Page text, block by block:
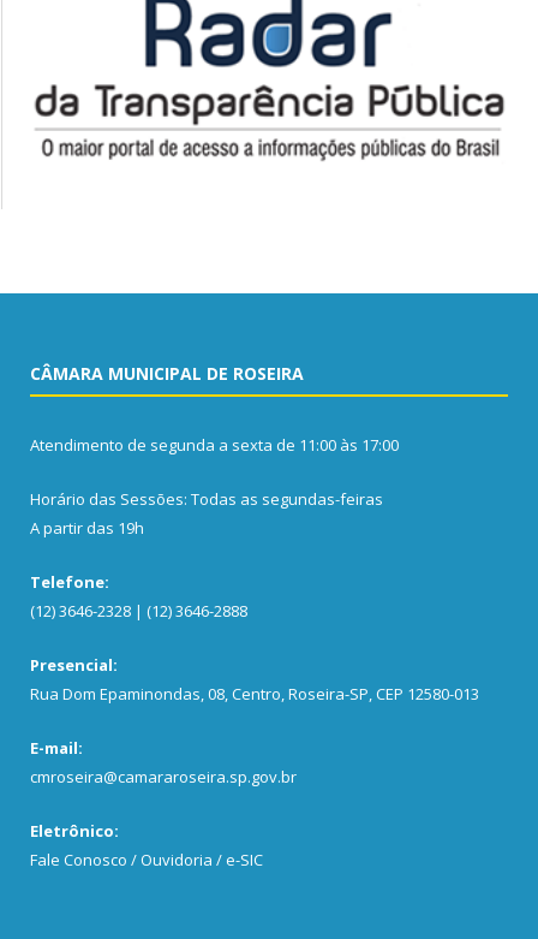
CÂMARA MUNICIPAL DE ROSEIRA
Atendimento de segunda a sexta de 11:00 às 17:00
Horário das Sessões: Todas as segundas-feiras
A partir das 19h
Telefone:
(12) 3646-2328 | (12) 3646-2888
Presencial:
Rua Dom Epaminondas, 08, Centro, Roseira-SP, CEP 12580-013
E-mail:
cmroseira@camararoseira.sp.gov.br
Eletrônico:
Fale Conosco / Ouvidoria / e-SIC